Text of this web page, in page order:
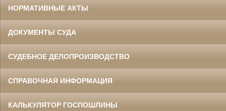
НОРМАТИВНЫЕ АКТЫ
ДОКУМЕНТЫ СУДА
СУДЕБНОЕ ДЕЛОПРОИЗВОДСТВО
СПРАВОЧНАЯ ИНФОРМАЦИЯ
КАЛЬКУЛЯТОР ГОСПОШЛИНЫ